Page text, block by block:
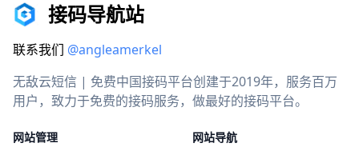
接码导航站
联系我们 @angleamerkel
无敌云短信 | 免费中国接码平台创建于2019年，服务百万
用户，致力于免费的接码服务，做最好的接码平台。
网站管理 网站导航